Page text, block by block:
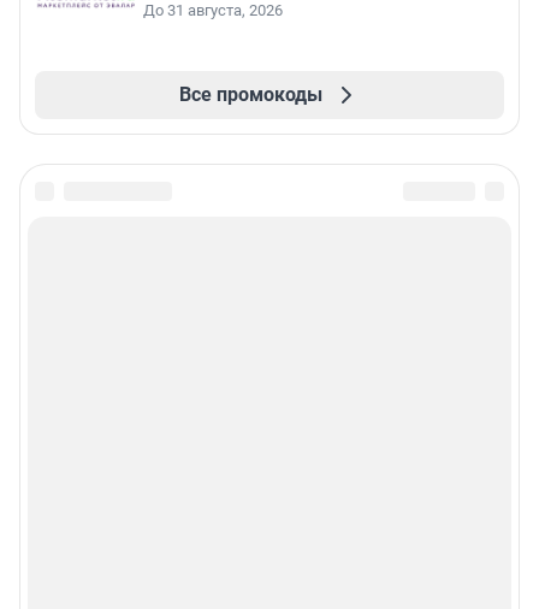
До 31 августа, 2026
Все промокоды